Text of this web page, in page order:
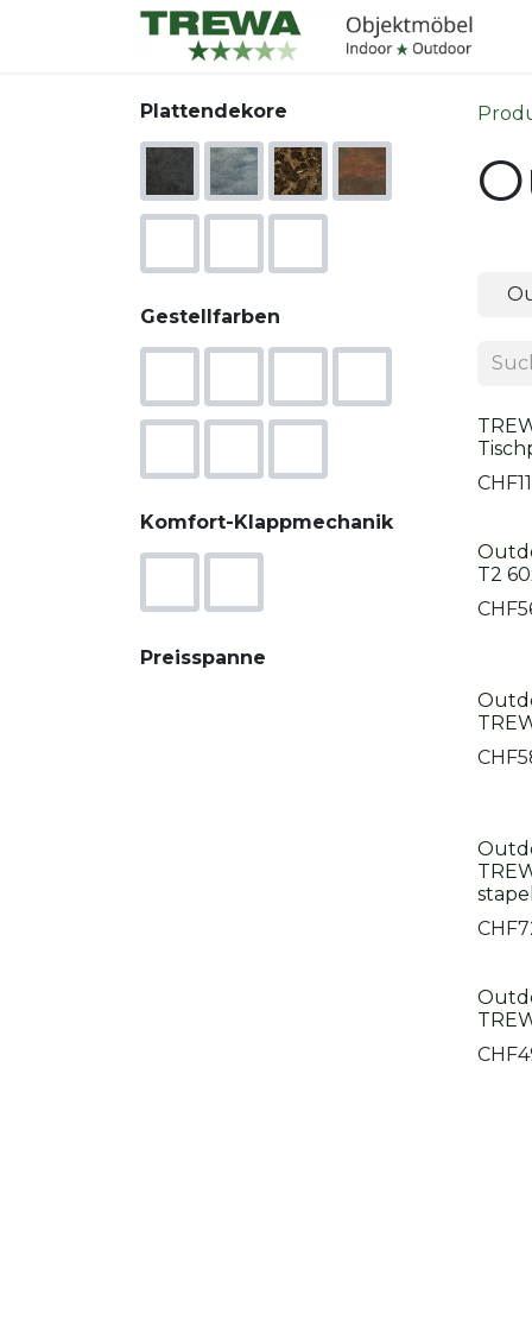
Zum Inhalt springen
Plattendekore
Gestellfarben
Komfort-Klappmechanik
Preisspanne
CHF
T2
CHF
CHF
CHF
CHF